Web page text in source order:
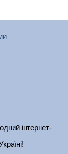
інтернет-